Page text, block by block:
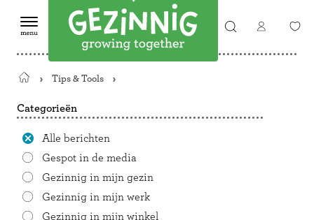
Terug
de
Tips & Tools
Categorieën
Alle berichten
Gespot in de media
Gezinnig in mijn gezin
Gezinnig in mijn werk
Gezinnig in mijn winkel